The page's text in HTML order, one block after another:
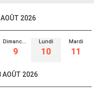
AOÛT 2026
Dimanche
9
Lundi
10
Mardi
11
AOÛT 2026